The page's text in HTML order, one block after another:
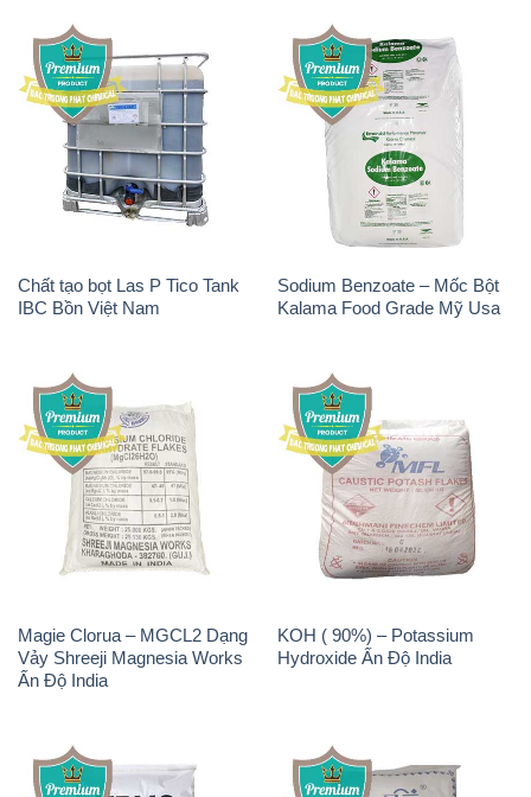
Chất tạo bọt Las P Tico Tank
IBC Bồn Việt Nam
Sodium Benzoate – Mốc Bột
Kalama Food Grade Mỹ Usa
Magie Clorua – MGCL2 Dạng
Vảy Shreeji Magnesia Works
Ấn Độ India
KOH ( 90%) – Potassium
Hydroxide Ấn Độ India